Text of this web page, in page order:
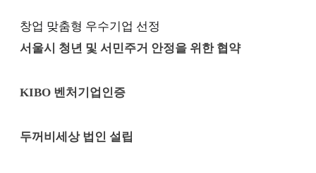
창업 맞춤형 우수기업 선정
서울시 청년 및 서민주거 안정을 위한 협약
KIBO 벤처기업인증
두꺼비세상 법인 설립